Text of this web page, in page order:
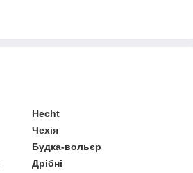
Hecht
Чехія
Будка-вольєр
Дрібні